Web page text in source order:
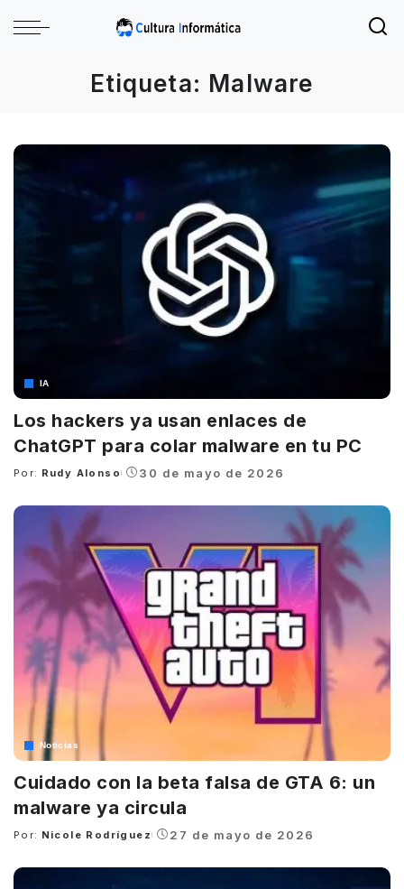
Etiqueta: Malware
IA
Los hackers ya usan enlaces de
ChatGPT para colar malware en tu PC
Posted
Por: Rudy Alonso 30 de mayo de 2026
Noticias
Cuidado con la beta falsa de GTA 6: un
malware ya circula
Posted
Por: Nicole Rodríguez 27 de mayo de 2026